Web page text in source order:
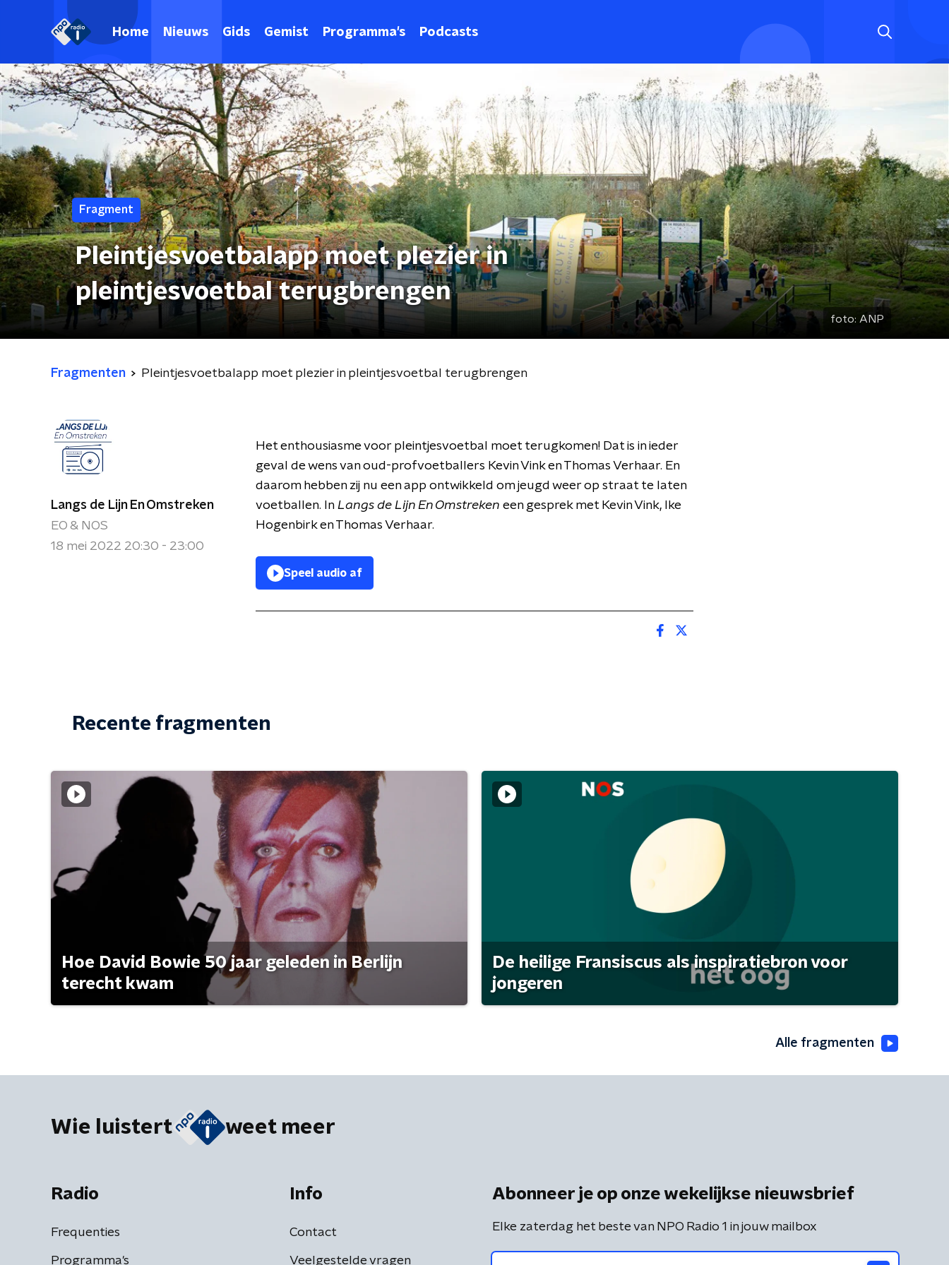
Home Nieuws Gids Gemist Programma's Podcasts
Fragment
Pleintjesvoetbalapp moet plezier in
pleintjesvoetbal terugbrengen
foto: ANP
Fragmenten Pleintjesvoetbalapp moet plezier in pleintjesvoetbal terugbrengen
Langs de Lijn En Omstreken
EO & NOS
18 mei 2022 20:30 - 23:00
Het enthousiasme voor pleintjesvoetbal moet terugkomen! Dat is in ieder
geval de wens van oud-profvoetballers Kevin Vink en Thomas Verhaar. En
daarom hebben zij nu een app ontwikkeld om jeugd weer op straat te laten
voetballen. In Langs de Lijn En Omstreken een gesprek met Kevin Vink, Ike
Hogenbirk en Thomas Verhaar.
Speel audio af
Recente fragmenten
Hoe David Bowie 50 jaar geleden in Berlijn
terecht kwam
De heilige Fransiscus als inspiratiebron voor
jongeren
Alle fragmenten
Wie luistert weet meer
Radio
Frequenties
Programma's
Info
Contact
Veelgestelde vragen
Abonneer je op onze wekelijkse nieuwsbrief
Elke zaterdag het beste van NPO Radio 1 in jouw mailbox